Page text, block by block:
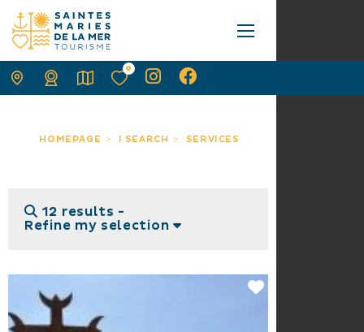
HOMEPAGE I SEARCH SERVICES
12 results -
Refine my selection
0